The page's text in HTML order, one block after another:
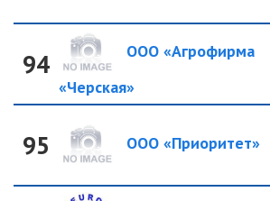
94
ООО «Агрофирма
«Черская»
95 ООО «Приоритет»